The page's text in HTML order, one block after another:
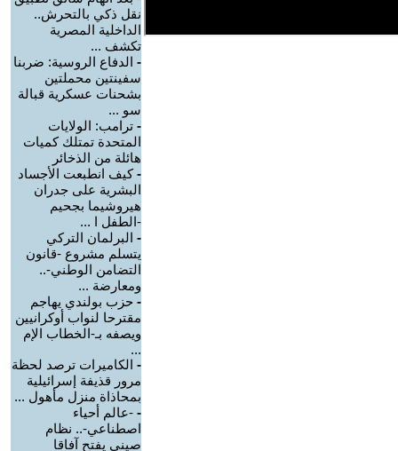
نقل ذكي بالتحرش..
الداخلية المصرية
تكشف ...
- الدفاع الروسية: ضربنا
سفينتين محملتين
بشحنات عسكرية قبالة
سو ...
- ترامب: الولايات
المتحدة تمتلك كميات
هائلة من الذخائر
-كيف انطبعت الأجساد
البشرية على جدران
هيروشيما بجحيم
-الطفل ا ...
- البرلمان التركي
يتسلم مشروع -قانون
التضامن الوطني-..
ومعارضة ...
- حزب بولندي يهاجم
مقترحا لنواب أوكرانيين
ويصفه بـ-الخطاب الإم
...
- الكاميرات ترصد لحظة
مرور قذيفة إسرائيلية
بمحاذاة منزل مأهول ...
- -عالم أحياء
اصطناعي-.. نظام
صيني يفتح آفاقا